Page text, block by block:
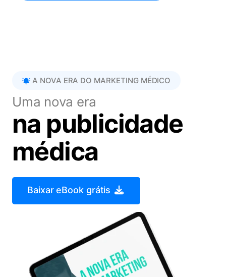
A NOVA ERA DO MARKETING MÉDICO
Uma nova era
na publicidade
médica
Baixar eBook grátis